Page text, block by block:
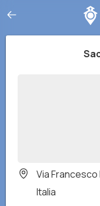
Via Francesco
Italia